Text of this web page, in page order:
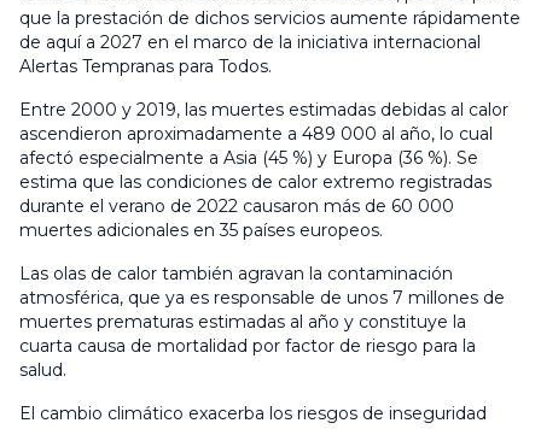
que la prestación de dichos servicios aumente rápidamente
de aquí a 2027 en el marco de la iniciativa internacional
Alertas Tempranas para Todos.
Entre 2000 y 2019, las muertes estimadas debidas al calor
ascendieron aproximadamente a 489 000 al año, lo cual
afectó especialmente a Asia (45 %) y Europa (36 %). Se
estima que las condiciones de calor extremo registradas
durante el verano de 2022 causaron más de 60 000
muertes adicionales en 35 países europeos.
Las olas de calor también agravan la contaminación
atmosférica, que ya es responsable de unos 7 millones de
muertes prematuras estimadas al año y constituye la
cuarta causa de mortalidad por factor de riesgo para la
salud.
El cambio climático exacerba los riesgos de inseguridad